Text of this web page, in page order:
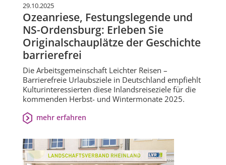
29.10.2025
Ozeanriese, Festungslegende und
NS-Ordensburg: Erleben Sie
Originalschauplätze der Geschichte
barrierefrei
Die Arbeitsgemeinschaft Leichter Reisen –
Barrierefreie Urlaubsziele in Deutschland empfiehlt
Kulturinteressierten diese Inlandsreiseziele für die
kommenden Herbst- und Wintermonate 2025.
mehr erfahren